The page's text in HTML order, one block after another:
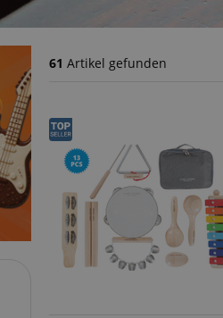
61 Artikel gefunden